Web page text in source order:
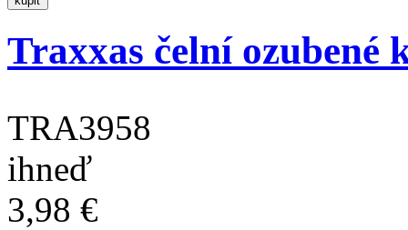
Traxxas čelní ozubené
TRA3958
ihneď
3,98 €